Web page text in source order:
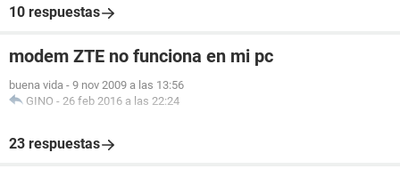
10 respuestas
modem ZTE no funciona en mi pc
buena vida - 9 nov 2009 a las 13:56
GINO - 26 feb 2016 a las 22:24
23 respuestas